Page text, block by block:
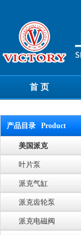
首 页
产品目录 Product
美国派克
叶片泵
派克气缸
派克齿轮泵
派克电磁阀